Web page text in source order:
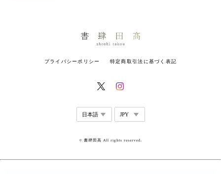
プライバシーポリシー 特定商取引法に基づく表記
© 書肆田高 All rights reserved.